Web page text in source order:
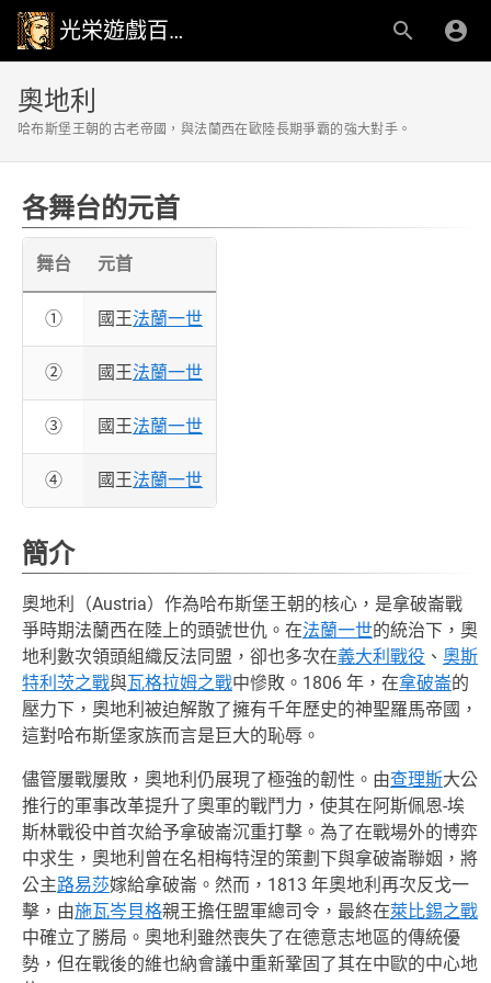
光栄遊戲百科事典
奧地利
哈布斯堡王朝的古老帝國，與法蘭西在歐陸長期爭霸的強大對手。
各舞台的元首
舞台 元首
① 國王法蘭一世
② 國王法蘭一世
③ 國王法蘭一世
④ 國王法蘭一世
簡介
奧地利（Austria）作為哈布斯堡王朝的核心，是拿破崙戰
爭時期法蘭西在陸上的頭號世仇。在法蘭一世的統治下，奧
地利數次領頭組織反法同盟，卻也多次在義大利戰役 、 奧斯
特利茨之戰與瓦格拉姆之戰中慘敗。1806 年，在拿破崙的
壓力下，奧地利被迫解散了擁有千年歷史的神聖羅馬帝國，
這對哈布斯堡家族而言是巨大的恥辱。
儘管屢戰屢敗，奧地利仍展現了極強的韌性。由查理斯大公
推行的軍事改革提升了奧軍的戰鬥力，使其在阿斯佩恩-埃
斯林戰役中首次給予拿破崙沉重打擊。為了在戰場外的博弈
中求生，奧地利曾在名相梅特涅的策劃下與拿破崙聯姻，將
公主路易莎嫁給拿破崙。然而，1813 年奧地利再次反戈一
擊，由施瓦岑貝格親王擔任盟軍總司令，最終在萊比錫之戰
中確立了勝局。奧地利雖然喪失了在德意志地區的傳統優
勢，但在戰後的維也納會議中重新鞏固了其在中歐的中心地